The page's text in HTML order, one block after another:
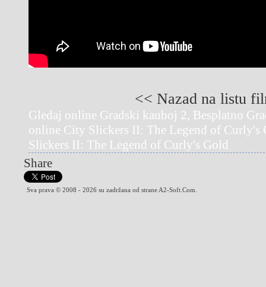
<< Nazad na listu
Gledaj online Gradski kauboj 2, Besplatno
online City Slickers II: The Legend of Curly's
Slickers II: The Legend of Curly's Gold
Share
Sva prava © 2008 - 2026 su zadržana od strane A2-Soft.Com.